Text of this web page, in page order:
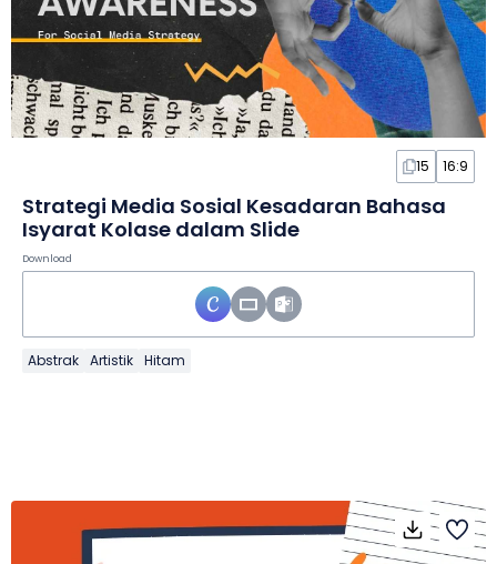
15 16:9
Strategi Media Sosial Kesadaran Bahasa
Isyarat Kolase dalam Slide
Download
Abstrak Artistik Hitam